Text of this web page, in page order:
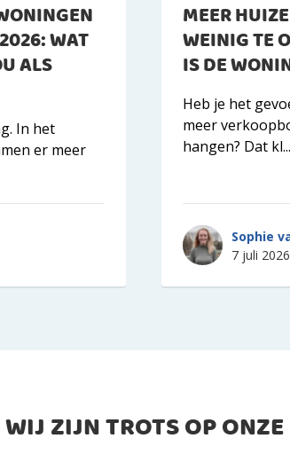
WAT
ALS
In het
er meer
MEER
WEINIG TE
IS DE
Heb je het
meer
hangen? Dat kl...
Sophie
7 juli 2026
WIJ ZIJN TROTS OP